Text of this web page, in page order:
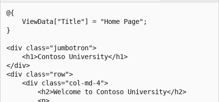
@{
    ViewData["Title"] = "Home Page";
}
<div class="jumbotron">
    <h1>Contoso University</h1>
</div>
<div class="row">
    <div class="col-md-4">
        <h2>Welcome to Contoso University</h2>